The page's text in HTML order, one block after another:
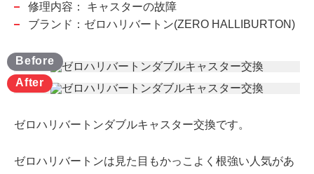
修理内容：
キャスターの故障
ブランド：ゼロハリバートン(ZERO HALLIBURTON)
ゼロハリバートンダブルキャスター交換です。
ゼロハリバートンは見た目もかっこよく根強い人気があ